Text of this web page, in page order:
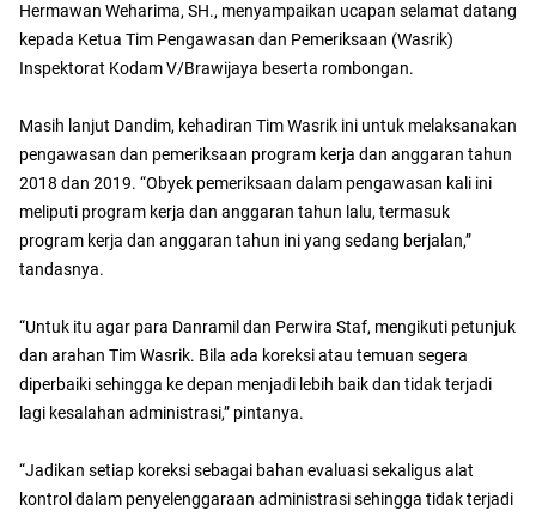
Hermawan Weharima, SH., menyampaikan ucapan selamat datang
kepada Ketua Tim Pengawasan dan Pemeriksaan (Wasrik)
Inspektorat Kodam V/Brawijaya beserta rombongan.
Masih lanjut Dandim, kehadiran Tim Wasrik ini untuk melaksanakan
pengawasan dan pemeriksaan program kerja dan anggaran tahun
2018 dan 2019. “Obyek pemeriksaan dalam pengawasan kali ini
meliputi program kerja dan anggaran tahun lalu, termasuk
program kerja dan anggaran tahun ini yang sedang berjalan,”
tandasnya.
“Untuk itu agar para Danramil dan Perwira Staf, mengikuti petunjuk
dan arahan Tim Wasrik. Bila ada koreksi atau temuan segera
diperbaiki sehingga ke depan menjadi lebih baik dan tidak terjadi
lagi kesalahan administrasi,” pintanya.
“Jadikan setiap koreksi sebagai bahan evaluasi sekaligus alat
kontrol dalam penyelenggaraan administrasi sehingga tidak terjadi